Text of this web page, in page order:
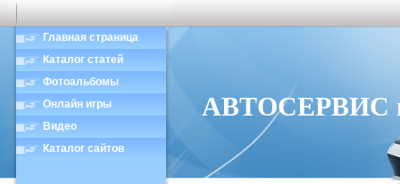
Главная страница
Каталог статей
Фотоальбомы
Онлайн игры
Видео
Каталог сайтов
АВТОСЕРВИС в